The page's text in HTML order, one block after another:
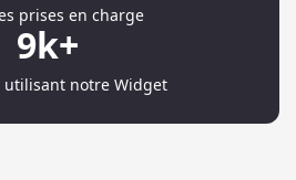
prises en charge
9k+
utilisant notre Widget